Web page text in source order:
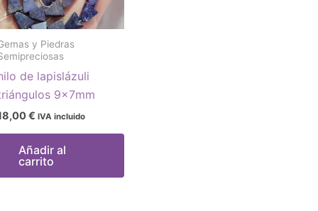
y Piedras
de lapislázuli
9x7mm
€ IVA incluido
Añadir al
carrito